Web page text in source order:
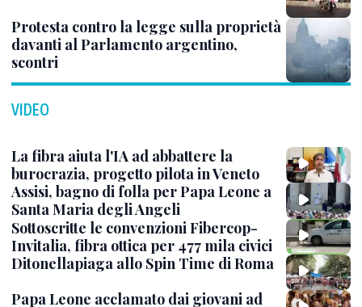
Protesta contro la legge sulla proprietà
davanti al Parlamento argentino,
scontri
VIDEO
La fibra aiuta l'IA ad abbattere la
burocrazia, progetto pilota in Veneto
Assisi, bagno di folla per Papa Leone a
Santa Maria degli Angeli
Sottoscritte le convenzioni Fibercop-
Invitalia, fibra ottica per 477 mila civici
Ditonellapiaga allo Spin Time di Roma
Papa Leone acclamato dai giovani ad